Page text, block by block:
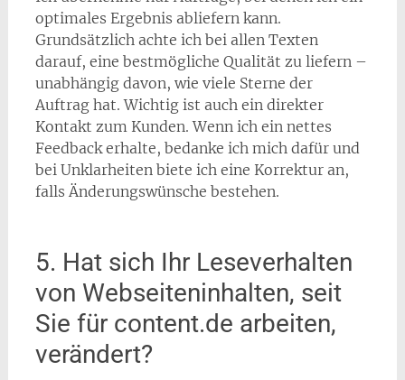
optimales Ergebnis abliefern kann.
Grundsätzlich achte ich bei allen Texten
darauf, eine bestmögliche Qualität zu liefern –
unabhängig davon, wie viele Sterne der
Auftrag hat. Wichtig ist auch ein direkter
Kontakt zum Kunden. Wenn ich ein nettes
Feedback erhalte, bedanke ich mich dafür und
bei Unklarheiten biete ich eine Korrektur an,
falls Änderungswünsche bestehen.
5. Hat sich Ihr Leseverhalten
von Webseiteninhalten, seit
Sie für content.de arbeiten,
verändert?